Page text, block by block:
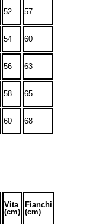
52 57
54 60
56 63
58 65
60 68
Vita
(cm)
Fianchi
(cm)